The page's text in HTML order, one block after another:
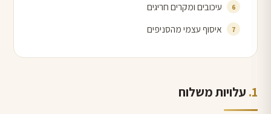
עיכובים ומקרים חריגים
איסוף עצמי מהסניפים
עלויות משלוח